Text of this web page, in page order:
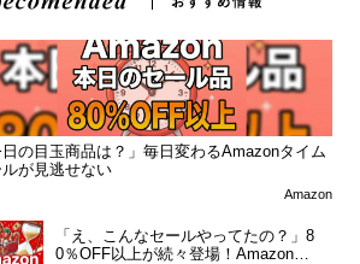
の目玉商品は？」毎日変わるAmazonタイム
が見逃せない
Amazon
「え、こんなセールやってたの？」8
0％OFF以上が続々登場！Amazonの